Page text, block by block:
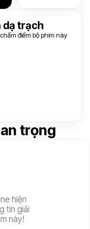
trọng
hiện
tin giải
này!
dạ trạch
điểm bộ phim này